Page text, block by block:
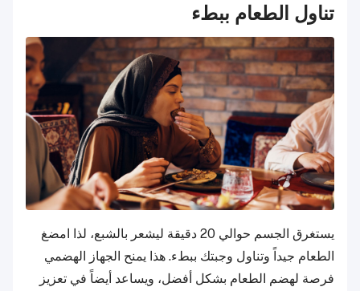
تناول الطعام ببطء
يستغرق الجسم حوالي 20 دقيقة ليشعر بالشبع، لذا امضغ
الطعام جيداً وتناول وجبتك ببطء. هذا يمنح الجهاز الهضمي
فرصة لهضم الطعام بشكل أفضل، ويساعد أيضاً في تعزيز